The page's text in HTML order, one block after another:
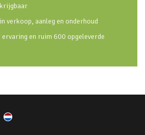
verkoop, aanleg en onderhoud
ervaring en ruim 600 opgeleverde